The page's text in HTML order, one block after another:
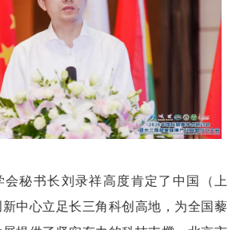
会秘书长刘录祥高度肯定了中国（上
中心立足长三角科创高地，为全国藜